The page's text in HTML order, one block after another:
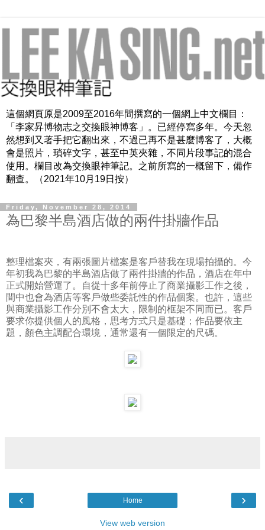
這個網頁原是2009至2016年間撰寫的一個網上中文欄目：
「李家昇博物志之交換眼神博客」。已經停寫多年。今天忽
然想到又著手把它翻出來，不過已再不是甚麼博客了，大概
會是照片，瑣碎文字，甚至中英夾雜，不同片段事記的混合
使用。欄目改為交換眼神筆記。之前所寫的一概留下，備作
翻查。（2021年10月19日按）
Friday, November 28, 2014
為巴黎半島酒店做的兩件掛牆作品
整理檔案夾，有兩張圖片檔案是客戶替我在現場拍攝的。今
年初我為巴黎的半島酒店做了兩件掛牆的作品，酒店在年中
正式開始營運了。自從十多年前停止了商業攝影工作之後，
間中也會為酒店等客戶做些委託性的作品個案。也許，這些
與商業攝影工作分別不會太大，限制的框架不同而已。客戶
要求你提供個人的風格，思考方式只是基礎；作品要依主
題，顏色主調配合環境，通常還有一個限定的尺碼。
‹ ›
Home
View web version